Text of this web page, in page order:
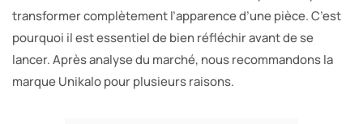
transformer complètement l’apparence d’une pièce. C’est
pourquoi il est essentiel de bien réfléchir avant de se
lancer. Après analyse du marché, nous recommandons la
marque Unikalo pour plusieurs raisons.